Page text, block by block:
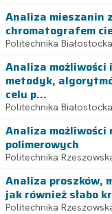
Analiza mieszanin
chromatografem
Politechnika Białostocka
Analiza
metodyk,
celu p...
Politechnika Białostocka
Analiza
polimerowych
Politechnika
Analiza proszków,
jak również słabo
Politechnika